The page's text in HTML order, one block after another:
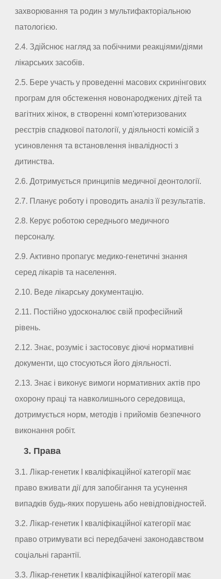
захворювання та родин з мультифакторіальною
патологією.
2.4. Здійснює нагляд за побічними реакціями/діями
лікарських засобів.
2.5. Бере участь у проведенні масових скринінгових
програм для обстеження новонароджених дітей та
вагітних жінок, в створенні комп'ютеризованих
реєстрів спадкової патології, у діяльності комісій з
усиновлення та встановлення інвалідності з
дитинства.
2.6. Дотримується принципів медичної деонтології.
2.7. Планує роботу і проводить аналіз її результатів.
2.8. Керує роботою середнього медичного
персоналу.
2.9. Активно пропагує медико-генетичні знання
серед лікарів та населення.
2.10. Веде лікарську документацію.
2.11. Постійно удосконалює свій професійний
рівень.
2.12. Знає, розуміє і застосовує діючі нормативні
документи, що стосуються його діяльності.
2.13. Знає і виконує вимоги нормативних актів про
охорону праці та навколишнього середовища,
дотримується норм, методів і прийомів безпечного
виконання робіт.
3. Права
3.1. Лікар-генетик I кваліфікаційної категорії має
право вживати дії для запобігання та усунення
випадків будь-яких порушень або невідповідностей.
3.2. Лікар-генетик I кваліфікаційної категорії має
право отримувати всі передбачені законодавством
соціальні гарантії.
3.3. Лікар-генетик I кваліфікаційної категорії має